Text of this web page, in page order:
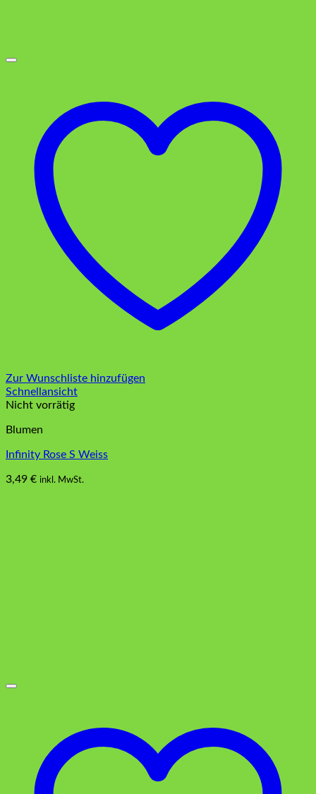
Zur Wunschliste hinzufügen
Schnellansicht
Nicht vorrätig
Blumen
Infinity Rose S Weiss
3,49 € inkl. MwSt.